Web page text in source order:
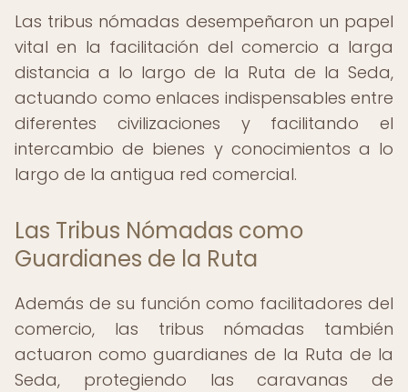
Las tribus nómadas desempeñaron un papel
vital en la facilitación del comercio a larga
distancia a lo largo de la Ruta de la Seda,
actuando como enlaces indispensables entre
diferentes civilizaciones y facilitando el
intercambio de bienes y conocimientos a lo
largo de la antigua red comercial.
Las Tribus Nómadas como
Guardianes de la Ruta
Además de su función como facilitadores del
comercio, las tribus nómadas también
actuaron como guardianes de la Ruta de la
Seda, protegiendo las caravanas de